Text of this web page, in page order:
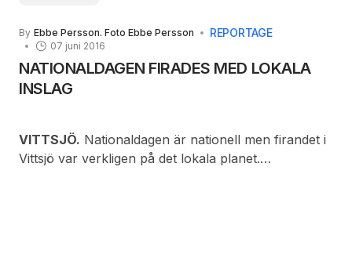
By Ebbe Persson. Foto Ebbe Persson REPORTAGE
07 juni 2016
NATIONALDAGEN FIRADES MED LOKALA
INSLAG
VITTSJÖ. Nationaldagen är nationell men firandet i
Vittsjö var verkligen på det lokala planet.